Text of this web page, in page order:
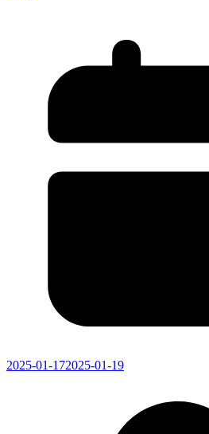
2025-01-172025-01-19